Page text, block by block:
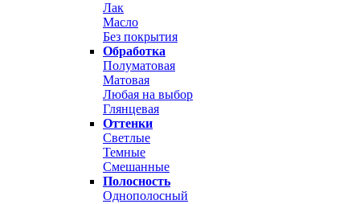
Лак
Масло
Без покрытия
Обработка
Полуматовая
Матовая
Любая на выбор
Глянцевая
Оттенки
Светлые
Темные
Смешанные
Полосность
Однополосный